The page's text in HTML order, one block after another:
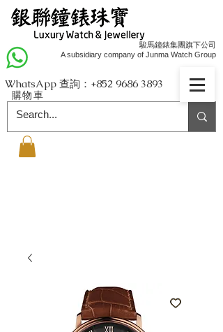
駿馬鐘錶集團旗下公司
A subsidiary company of Junma Watch Group
購物車
WhatsApp 查詢：+852 9686 3893